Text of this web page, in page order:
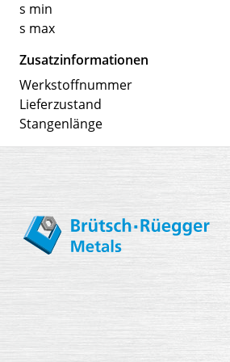
s min
s max
Zusatzinformationen
Werkstoffnummer
Lieferzustand
Stangenlänge